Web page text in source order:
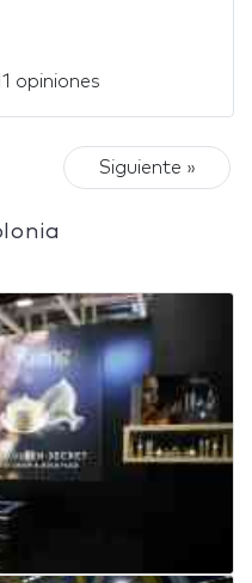
opiniones
Siguiente »